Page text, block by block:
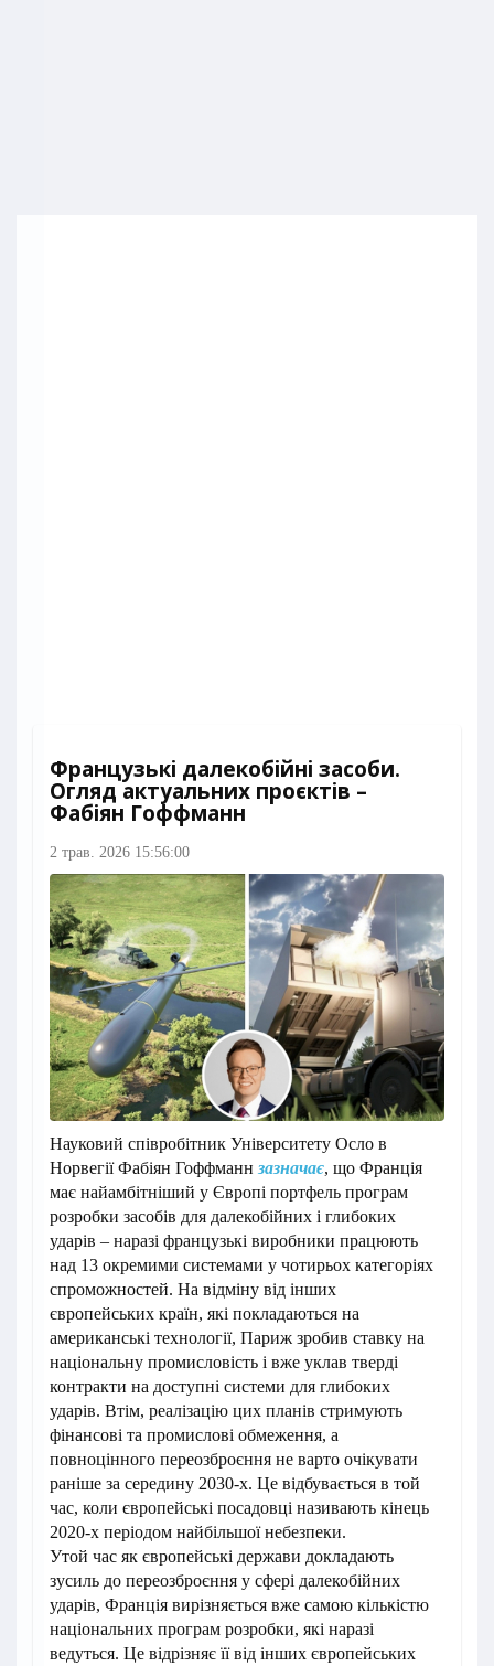
Французькі далекобійні засоби.
Огляд актуальних проєктів –
Фабіян Гоффманн
2 трав. 2026 15:56:00
Науковий співробітник Університету Осло в
Норвегії Фабіян Гоффманн зазначає, що Франція
має найамбітніший у Європі портфель програм
розробки засобів для далекобійних і глибоких
ударів – наразі французькі виробники працюють
над 13 окремими системами у чотирьох категоріях
спроможностей. На відміну від інших
європейських країн, які покладаються на
американські технології, Париж зробив ставку на
національну промисловість і вже уклав тверді
контракти на доступні системи для глибоких
ударів. Втім, реалізацію цих планів стримують
фінансові та промислові обмеження, а
повноцінного переозброєння не варто очікувати
раніше за середину 2030-х. Це відбувається в той
час, коли європейські посадовці називають кінець
2020-х періодом найбільшої небезпеки.
Утой час як європейські держави докладають
зусиль до переозброєння у сфері далекобійних
ударів, Франція вирізняється вже самою кількістю
національних програм розробки, які наразі
ведуться. Це відрізняє її від інших європейських